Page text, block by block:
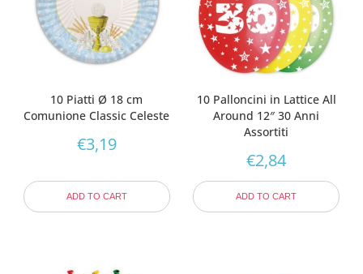
10 Piatti Ø 18 cm
Comunione Classic Celeste
€3,19
ADD TO CART
10 Palloncini in Lattice All
Around 12″ 30 Anni
Assortiti
€2,84
ADD TO CART